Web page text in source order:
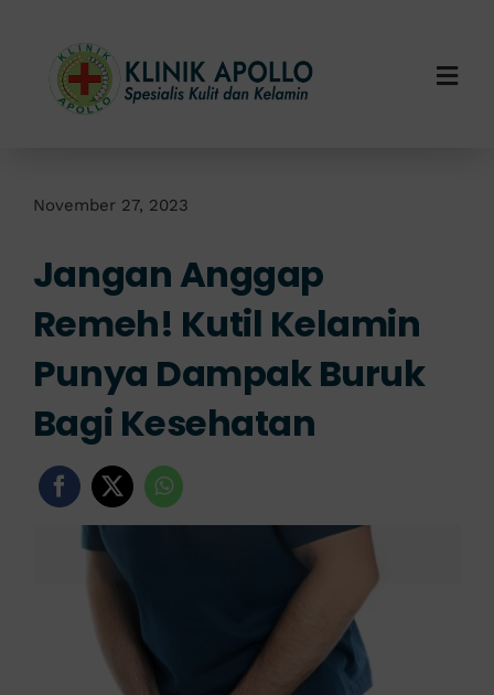
content
Layanan Kami
Info Klinik
November 27, 2023
Jangan Anggap
Remeh! Kutil Kelamin
Punya Dampak Buruk
Bagi Kesehatan